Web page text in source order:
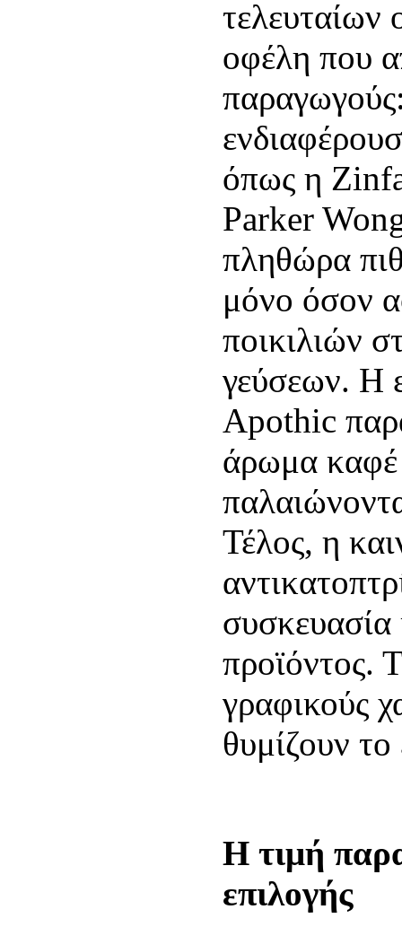
τελευταίων
οφέλη που
όπως η
Parker
πληθώρα
μόνο όσον
ποικιλιών
γεύσεων. Η
Apothic
άρωμα
Τέλος, η
συσκευασία
προϊόντος.
γραφικούς
θυμίζουν
Η τιμή
επιλογής